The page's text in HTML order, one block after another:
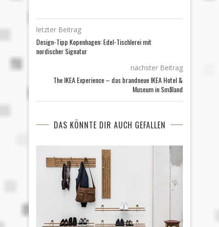
letzter Beitrag
Design-Tipp Kopenhagen: Edel-Tischlerei mit
nordischer Signatur
nächster Beitrag
The IKEA Experience – das brandneue IKEA Hotel &
Museum in Småland
DAS KÖNNTE DIR AUCH GEFALLEN